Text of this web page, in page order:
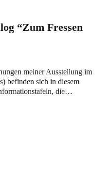
“Zum Fressen
meiner Ausstellung im
befinden sich in diesem
die…